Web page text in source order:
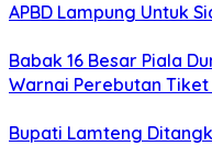
APBD Lampung Untuk
Babak 16 Besar Piala
Warnai Perebutan
Bupati Lamteng